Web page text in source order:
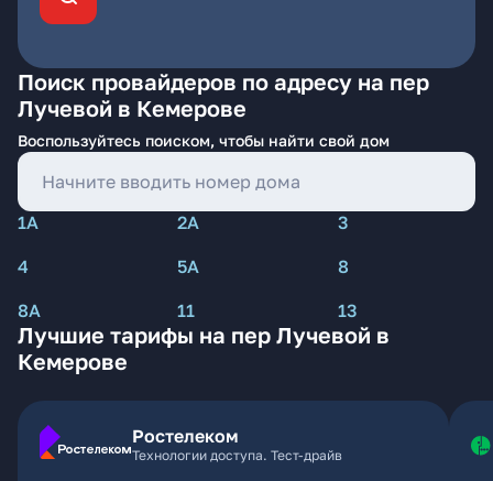
Поиск провайдеров по адресу на пер
Лучевой в Кемерове
Воспользуйтесь поиском, чтобы найти свой дом
1А 2А
3
4
5А
8
8А
11 13
Лучшие тарифы на пер Лучевой в
Кемерове
Ростелеком
Технологии доступа. Тест-драйв